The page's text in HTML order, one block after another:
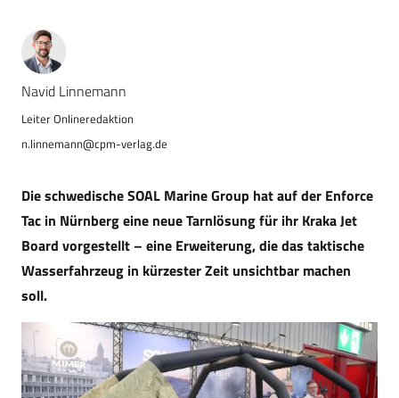
Navid Linnemann
n.linnemann@cpm-verlag.de
Die schwedische SOAL Marine Group hat auf der Enforce
Tac in Nürnberg eine neue Tarnlösung für ihr Kraka Jet
Board vorgestellt – eine Erweiterung, die das taktische
Wasserfahrzeug in kürzester Zeit unsichtbar machen
soll.